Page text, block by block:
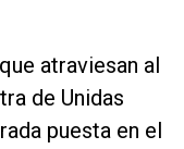
atraviesan al
de Unidas
puesta en el